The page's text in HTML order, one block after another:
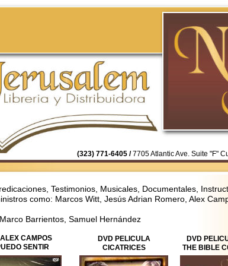
Testimonios, Musicales, Documentales,
como: Marcos Witt, Jesús Adrian Romero, Alex
Barrientos, Samuel Hernández
(323) 771-6405 /7705 Atlantic Ave. Suite "F"
CAMPOS
SENTIR
DVD PELICULA
CICATRICES
DVD
THE BIBLE